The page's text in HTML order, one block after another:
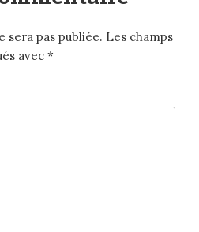
sera pas publiée. Les champs
avec *